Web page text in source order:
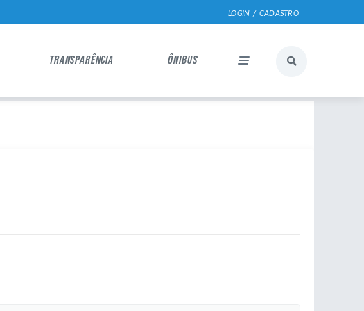
LOGIN / CADASTRO
TRANSPARÊNCIA ÔNIBUS